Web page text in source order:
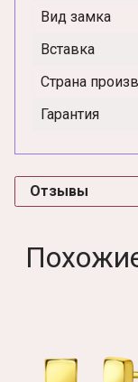
Вид замка
Вставка
Страна
Гарантия
Отзывы